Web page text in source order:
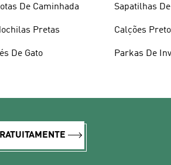
De Caminhada
Pretas
De Gato
Sapatilhas
Calções
Parkas De